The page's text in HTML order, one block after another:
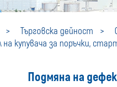
Търговска дейност
купувача за поръчки,
Подмяна на